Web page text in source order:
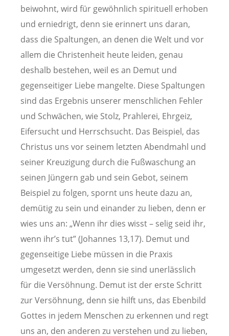
beiwohnt, wird für gewöhnlich spirituell erhoben
und erniedrigt, denn sie erinnert uns daran,
dass die Spaltungen, an denen die Welt und vor
allem die Christenheit heute leiden, genau
deshalb bestehen, weil es an Demut und
gegenseitiger Liebe mangelte. Diese Spaltungen
sind das Ergebnis unserer menschlichen Fehler
und Schwächen, wie Stolz, Prahlerei, Ehrgeiz,
Eifersucht und Herrschsucht. Das Beispiel, das
Christus uns vor seinem letzten Abendmahl und
seiner Kreuzigung durch die Fußwaschung an
seinen Jüngern gab und sein Gebot, seinem
Beispiel zu folgen, spornt uns heute dazu an,
demütig zu sein und einander zu lieben, denn er
wies uns an: „Wenn ihr dies wisst – selig seid ihr,
wenn ihr’s tut” (Johannes 13,17). Demut und
gegenseitige Liebe müssen in die Praxis
umgesetzt werden, denn sie sind unerlässlich
für die Versöhnung. Demut ist der erste Schritt
zur Versöhnung, denn sie hilft uns, das Ebenbild
Gottes in jedem Menschen zu erkennen und regt
uns an, den anderen zu verstehen und zu lieben,